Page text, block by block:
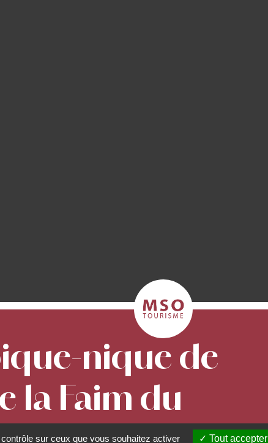
nique de
la Faim du
sur ceux que vous souhaitez activer Tout accepter